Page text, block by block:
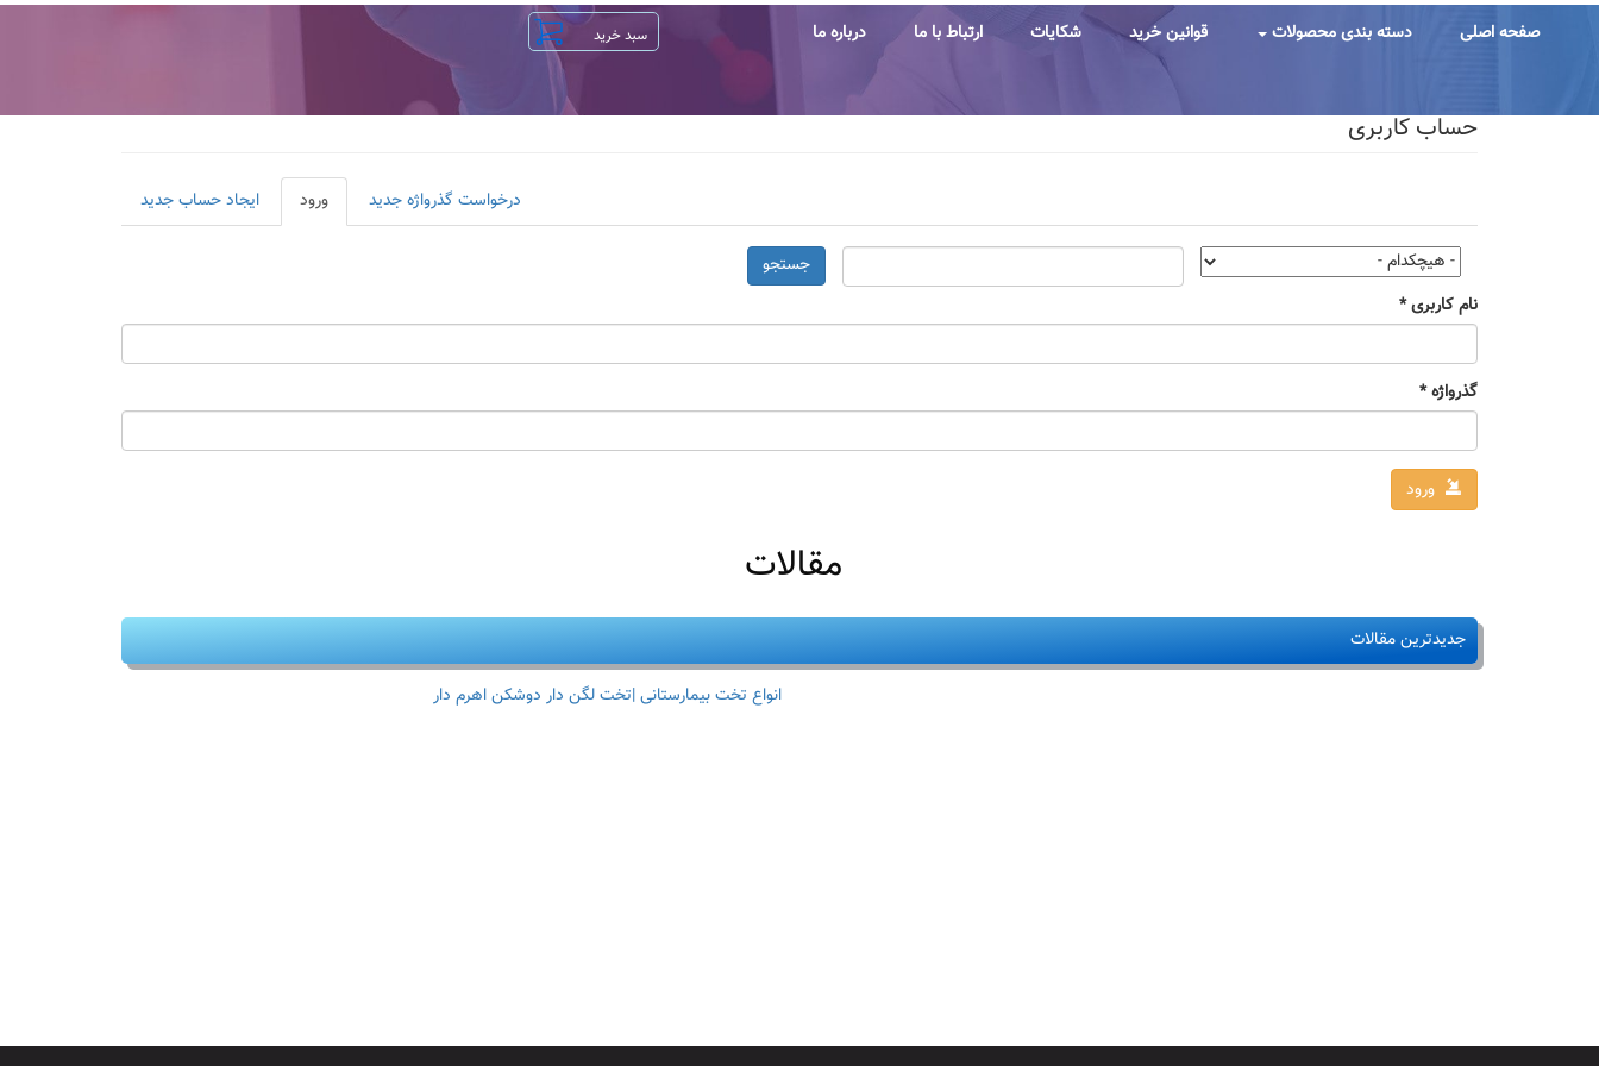
رفتن
صفحه اصلی دسته بندی محصولات قوانین خرید شکایات ارتباط با ما درباره ما
حساب کاربری
اولیه
ایجاد حساب جدید ورود
فعال)
درخواست گذرواژه جدید
جستجو
نام کاربری*
گذرواژه*
ورود
مقالات
جدیدترین مقالات
انواع تخت بیمارستانی |تخت لگن دار دوشکن اهرم دار